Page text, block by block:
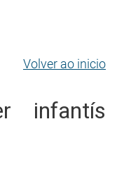
Volver ao inicio
infantís